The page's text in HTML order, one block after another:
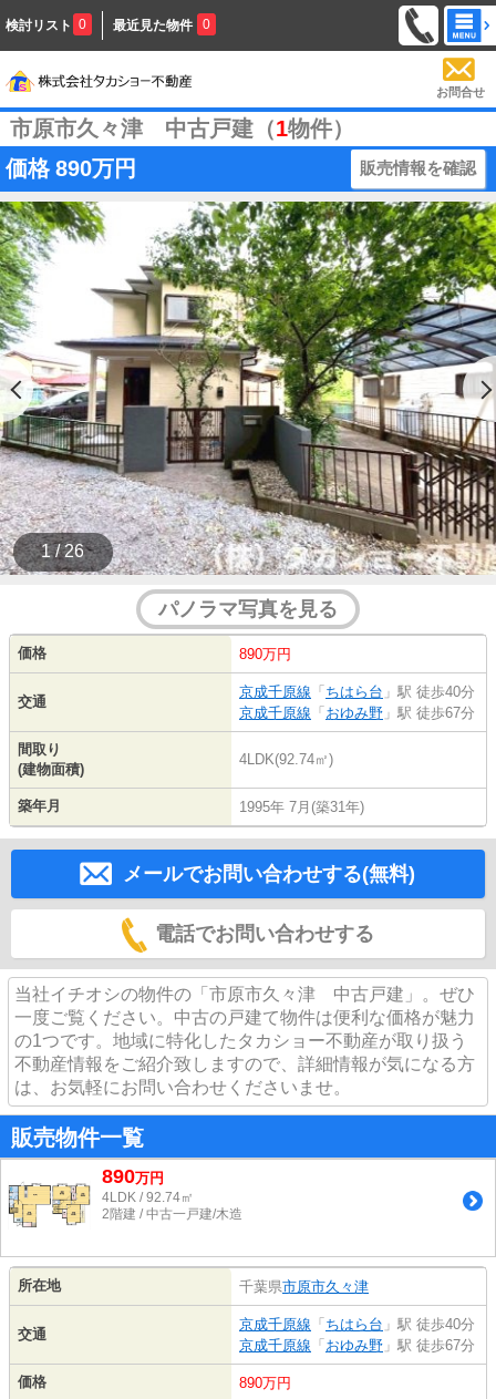
検討リスト 0 最近見た物件 0
お問合せ
市原市久々津 中古戸建（1物件）
価格 890万円 販売情報を確認
1 / 26
パノラマ写真を見る
価格 890万円
交通
京成千原線 「 ちはら台 」駅 徒歩40分
京成千原線 「 おゆみ野 」駅 徒歩67分
間取り
(建物面積)
4LDK(92.74㎡)
築年月 1995年 7月(築31年)
メールでお問い合わせする(無料)
電話でお問い合わせする
当社イチオシの物件の「市原市久々津 中古戸建」。ぜひ
一度ご覧ください。中古の戸建て物件は便利な価格が魅力
の1つです。地域に特化したタカショー不動産が取り扱う
不動産情報をご紹介致しますので、詳細情報が気になる方
は、お気軽にお問い合わせくださいませ。
販売物件一覧
890万円
4LDK / 92.74㎡
2階建 / 中古一戸建/木造
所在地 千葉県市原市久々津
交通
京成千原線 「 ちはら台 」駅 徒歩40分
京成千原線 「 おゆみ野 」駅 徒歩67分
価格 890万円